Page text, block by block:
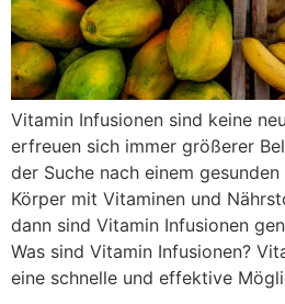
Vitamin Infusionen sind keine
erfreuen sich immer größerer
der Suche nach einem
Körper mit Vitaminen und
dann sind Vitamin Infusionen
Was sind Vitamin Infusionen?
eine schnelle und effektive